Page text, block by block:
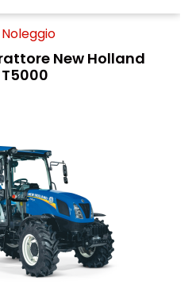
Noleggio
New Holland
T5000